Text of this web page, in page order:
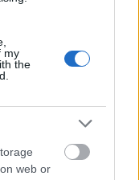
my
the
web or
bátran
-
bajnok,
majmok?
bábot csinál,
szabad,